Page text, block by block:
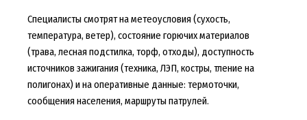
Специалисты смотрят на метеоусловия (сухость,
температура, ветер), состояние горючих материалов
(трава, лесная подстилка, торф, отходы), доступность
источников зажигания (техника, ЛЭП, костры, тление на
полигонах) и на оперативные данные: термоточки,
сообщения населения, маршруты патрулей.